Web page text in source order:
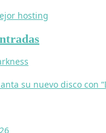
su nuevo disco con